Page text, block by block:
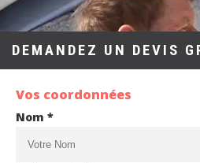
DEMANDEZ UN DEVIS
Vos coordonnées
Nom *